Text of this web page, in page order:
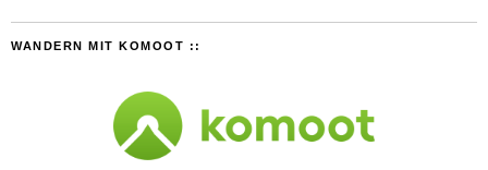
WANDERN MIT KOMOOT ::